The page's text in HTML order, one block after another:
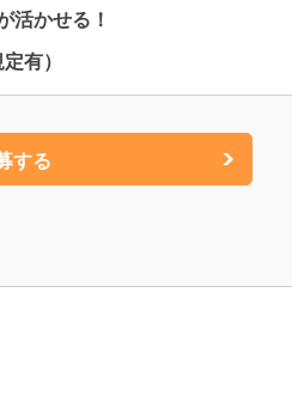
活かせる！
有）
する